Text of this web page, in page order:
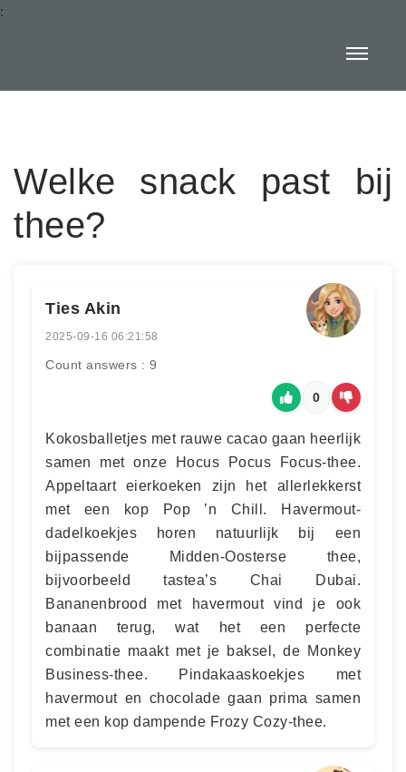
:
Welke snack past bij
thee?
Ties Akin
2025-09-16 06:21:58
Count answers : 9
0
Kokosballetjes met rauwe cacao gaan heerlijk
samen met onze Hocus Pocus Focus-thee.
Appeltaart eierkoeken zijn het allerlekkerst
met een kop Pop ’n Chill. Havermout-
dadelkoekjes horen natuurlijk bij een
bijpassende Midden-Oosterse thee,
bijvoorbeeld tastea’s Chai Dubai.
Bananenbrood met havermout vind je ook
banaan terug, wat het een perfecte
combinatie maakt met je baksel, de Monkey
Business-thee. Pindakaaskoekjes met
havermout en chocolade gaan prima samen
met een kop dampende Frozy Cozy-thee.